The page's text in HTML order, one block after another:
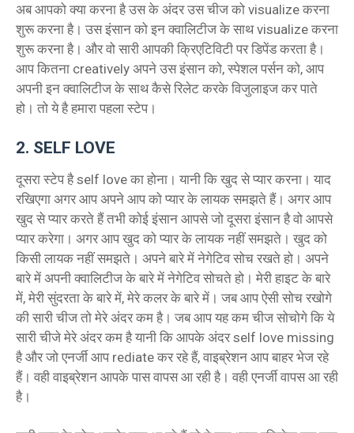
अब आपको क्या करना है उस के अंदर उस चीज को visualize करना
शुरू करना है। उस इंसान को इन क्वालिटीज के साथ visualize करना
शुरू करना है। और वो सारी आपकी क्रिएटिविटी पर डिपेंड करता है।
आप कितना creatively अपने उस इंसान को, स्पेशल पर्सन को, आप
अपनी इन क्वालिटीज के साथ कैसे रिलेट करके विजुलाइज कर पाते
हो। तो ये है हमारा पहला स्टेप।
2. SELF LOVE
दूसरा स्टेप है self love का होना। यानी कि खुद से प्यार करना। याद
रखिएगा अगर आप अपने आप को प्यार के लायक समझते हैं। अगर आप
खुद से प्यार करते हैं तभी कोई इंसान आपसे जो दूसरा इंसान है वो आपसे
प्यार करेगा। अगर आप खुद को प्यार के लायक नहीं समझते। खुद को
किसी लायक नहीं समझते। अपने बारे में नेगेटिव सोच रखते हो। अपने
बारे में अपनी क्वालिटीज के बारे में नेगेटिव सोचते हो। मेरी हाइट के बारे
में, मेरी सुंदरता के बारे में, मेरे कलर के बारे में। जब आप ऐसी सोच रखोगे
की सारी चीज तो मेरे अंदर कम है। जब आप यह कम चीज सोचोगे कि ये
सारी चीजे मेरे अंदर कम है यानी कि आपके अंदर self love missing
है और जो एनर्जी आप rediate कर रहे हैं, वाइब्रेशन आप बाहर भेज रहे
हैं। वही वाइब्रेशन आपके पास वापस आ रही है। वही एनर्जी वापस आ रही
है।